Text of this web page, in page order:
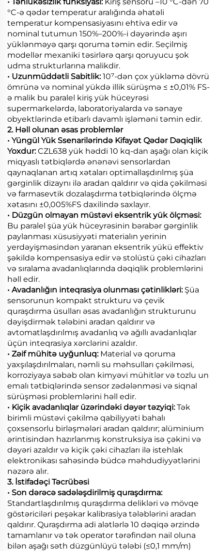
°C-ə qədər temperatur aralığında əhatəli
temperatur kompensasiyasını ehtiva edir və
nominal tutumun 150%–200%-i dəyərində aşırı
yüklənməyə qarşı qoruma təmin edir. Seçilmiş
modellər mexaniki təsirlərə qarşı qoruyucu şok
udma strukturlarına malikdir.
• Uzunmüddətli Sabitlik:10⁷-dən çox yükləmə dövrü
ömrünə və nominal yükdə illik sürüşmə ≤ ±0,01% FS-
ə malik bu paralel kiriş yük hüceyrəsi
supermarkelərdə, laboratoriyalarda və sənaye
obyektlərində etibarlı davamlı işləməni təmin edir.
2. Həll olunan əsas problemlər
• Yüngül Yük Ssenarilərində Kifayət Qədər Dəqiqlik
Yoxdur:CZL638 yük həddi 10 kq-dan aşağı olan kiçik
miqyaslı tətbiqlərdə ənənəvi sensorlardan
qaynaqlanan artıq xətaları optimallaşdırılmış şüa
gərginlik dizaynı ilə aradan qaldırır və qida çəkilməsi
və farmasevtik dozalaşdırma tətbiqlərində ölçmə
xətasını ±0,005%FS daxilində saxlayır.
• Düzgün olmayan müstəvi eksentrik yük ölçməsi:
Bu paralel şüa yük hüceyrəsinin bərabər gərginlik
paylanması xüsusiyyəti materialın yerinin
yerdəyişməsindən yaranan eksentrik yükü effektiv
şəkildə kompensasiya edir və stolüstü çəki cihazları
və sıralama avadanlıqlarında dəqiqlik problemlərini
həll edir.
• Avadanlığın inteqrasiya olunması çətinlikləri: Şüa
sensorunun kompakt strukturu və çevik
quraşdırma üsulları əsas avadanlığın strukturunu
dəyişdirmək tələbini aradan qaldırır və
avtomatlaşdırılmış avadanlıq və ağıllı avadanlıqlar
üçün inteqrasiya xərclərini azaldır.
• Zəif mühitə uyğunluq: Material və qoruma
yaxşılaşdırılmaları, nəmli su məhsulları çəkilməsi,
korroziyaya səbəb olan kimyəvi mühitlər və tozlu un
emalı tətbiqlərində sensor zədələnməsi və siqnal
sürüşməsi problemlərini həll edir.
• Kiçik avadanlıqlar üzərindəki dəyər təzyiqi:Tək
birimli müstəvi çəkilmə qabiliyyəti bahalı
çoxsensorlu birləşmələri aradan qaldırır; alüminium
ərintisindən hazırlanmış konstruksiya isə çəkini və
dəyəri azaldır və kiçik çəki cihazları ilə istehlak
elektronikası sahəsində büdcə məhdudiyyətlərini
nəzərə alır.
3. İstifadəçi Təcrübəsi
• Son dərəcə sadələşdirilmiş quraşdırma:
Standartlaşdırılmış quraşdırma delikləri və mövqe
göstəriciləri peşəkar kalibrasiya tələblərini aradan
qaldırır. Quraşdırma adi alətlərlə 10 dəqiqə ərzində
tamamlanır və tək operator tərəfindən nail oluna
bilən aşağı səth düzgünlüyü tələbi (≤0,1 mm/m)